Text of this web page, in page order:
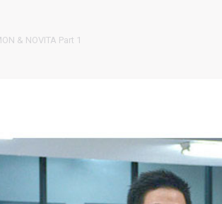
& NOVITA Part 1